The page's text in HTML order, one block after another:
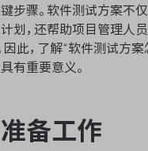
步骤。软件测试方案不
划，还帮助项目管理人
因此，了解“软件测试方
有重要意义。
备工作